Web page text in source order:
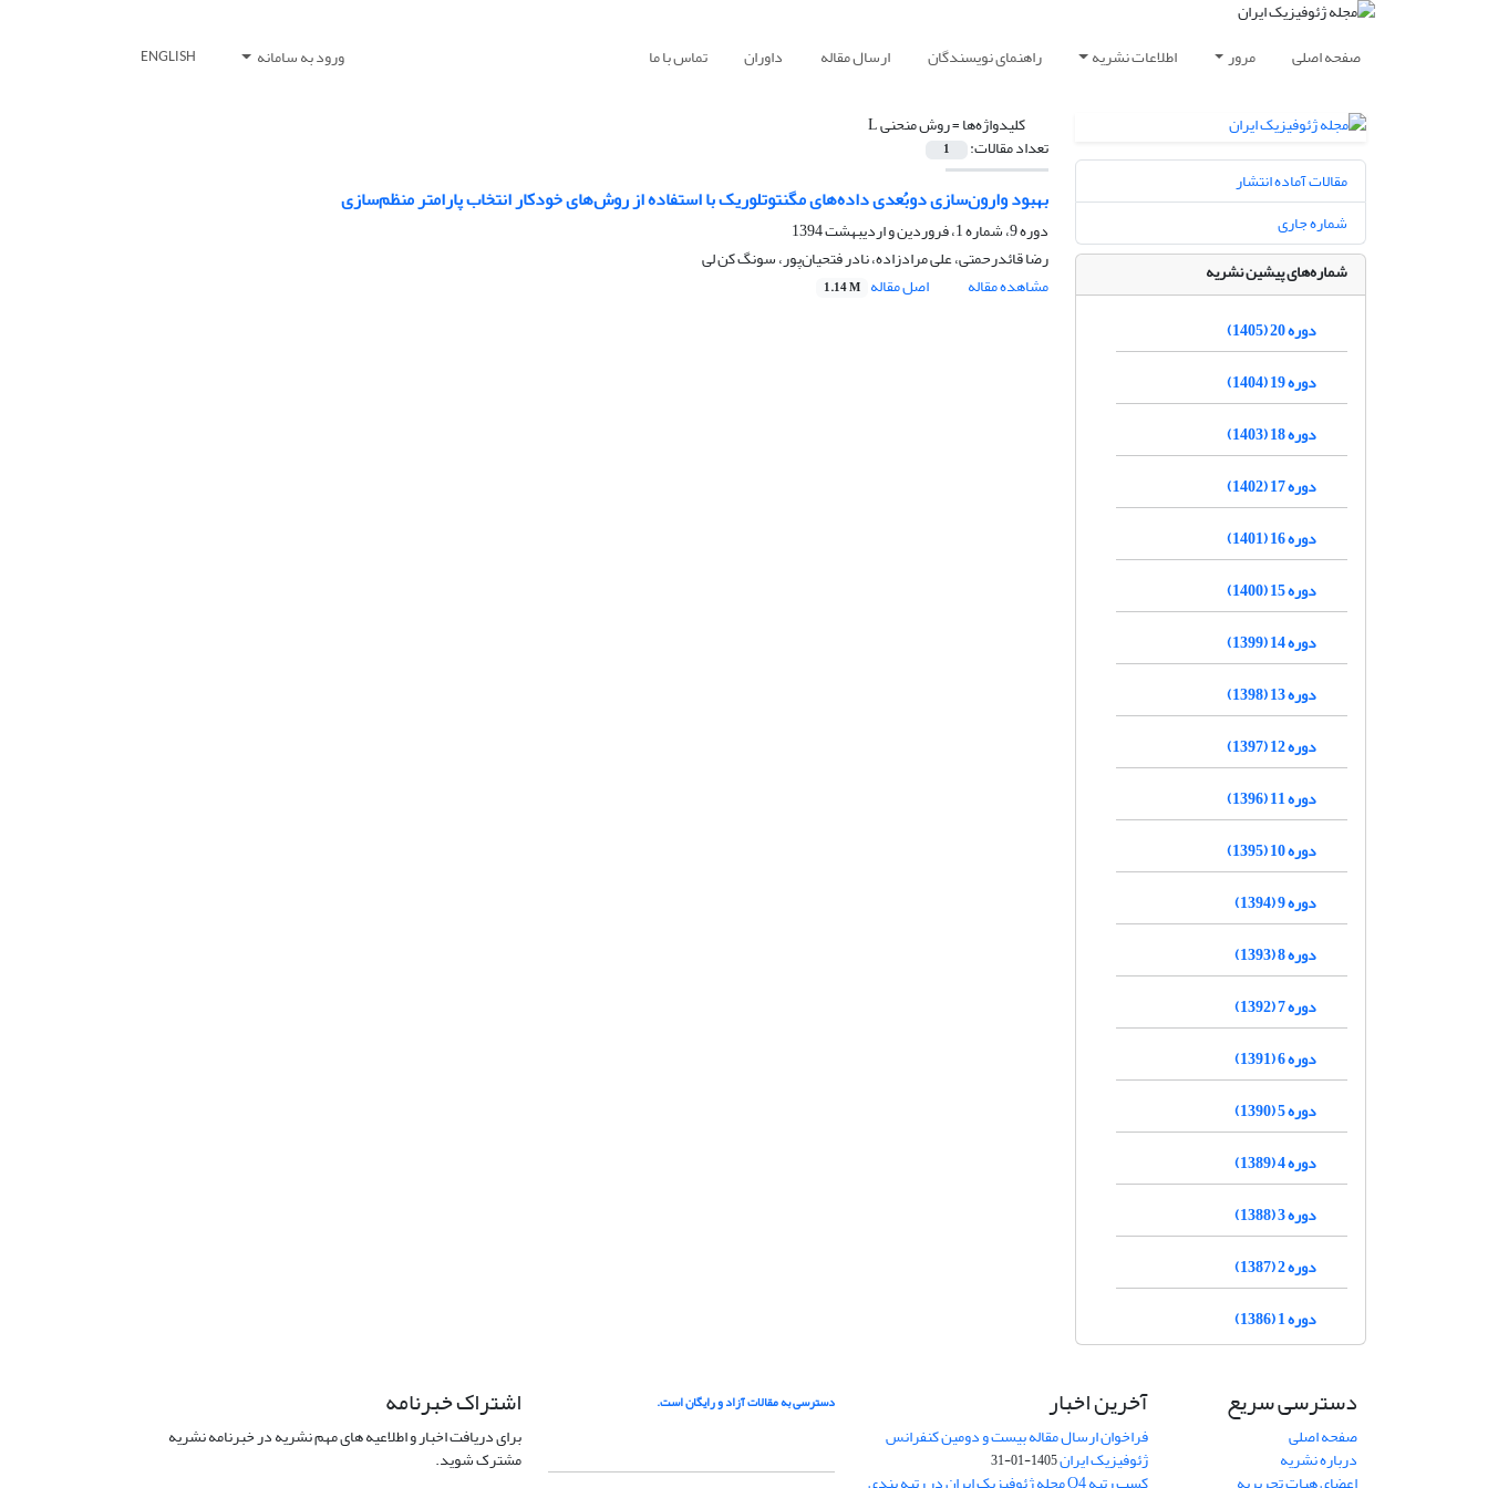
صفحه اصلی مرور اطلاعات نشریه راهنمای نویسندگان ارسال مقاله داوران تماس با ما ورود به سامانه ENGLISH
کلیدواژه‌ها =روش منحنی L
تعداد مقالات: 1
بهبود وارون‌سازی دوبُعدی داده‌های مگنتوتلوریک با استفاده از روش‌های خودکار انتخاب پارامتر منظم‌سازی
دوره 9، شماره 1، فروردین و اردیبهشت 1394
رضا قائدرحمتی، علی مرادزاده، نادر فتحیان‌‌پور، سونگ کن لی
مشاهده مقاله
اصل مقاله 1.14 M
مقالات آماده انتشار
شماره جاری
شماره‌های پیشین نشریه
دوره 20 (1405)
دوره 19 (1404)
دوره 18 (1403)
دوره 17 (1402)
دوره 16 (1401)
دوره 15 (1400)
دوره 14 (1399)
دوره 13 (1398)
دوره 12 (1397)
دوره 11 (1396)
دوره 10 (1395)
دوره 9 (1394)
دوره 8 (1393)
دوره 7 (1392)
دوره 6 (1391)
دوره 5 (1390)
دوره 4 (1389)
دوره 3 (1388)
دوره 2 (1387)
دوره 1 (1386)
دسترسی سریع
صفحه اصلی
درباره نشریه
آخرین اخبار
فراخوان ارسال مقاله بیست و دومین کنفرانس
ژئوفیزیک ایران1405-01-31
دسترسی به مقالات آزاد و رایگان است. اشتراک خبرنامه
برای دریافت اخبار و اطلاعیه های مهم نشریه در خبرنامه نشریه
مشترک شوید.